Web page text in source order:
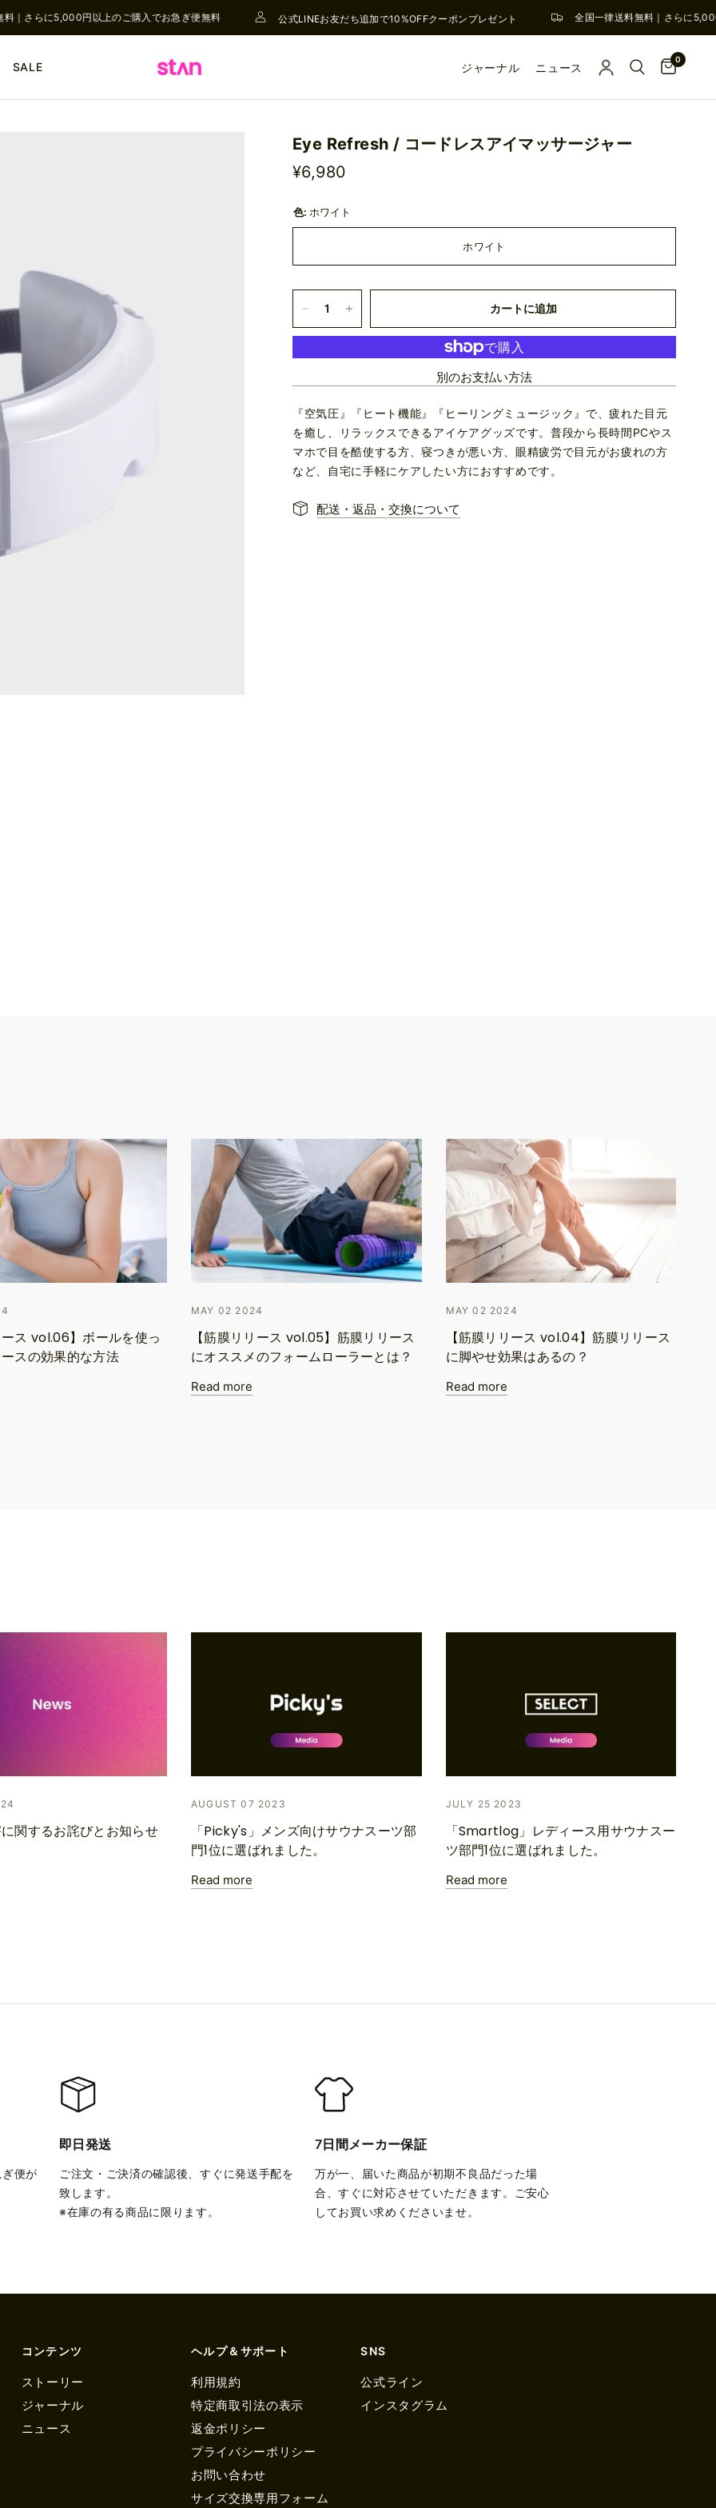
｜さらに5,000円以上のご購入でお急ぎ便無料 公式LINEお友だち追加で10%OFFクーポンプレゼント 全国一律送料無料｜さらに
SALE ジャーナル ニュース
0
Eye Refresh / コードレスアイマッサージャー
¥6,980
色: ホワイト
ホワイト
カートに追加
別のお支払い方法
『空気圧』『ヒート機能』『ヒーリングミュージック』で、疲れた目元
を癒し、リラックスできるアイケアグッズです。普段から長時間PCやス
マホで目を酷使する方、寝つきが悪い方、眼精疲労で目元がお疲れの方
など、自宅に手軽にケアしたい方におすすめです。
配送・返品・交換について
ス vol.06】ボールを使っ
スの効果的な方法
MAY 02 2024
【筋膜リリース vol.05】筋膜リリース
にオススメのフォームローラーとは？
Read more
MAY 02 2024
【筋膜リリース vol.04】筋膜リリース
に脚やせ効果はあるの？
Read more
関するお詫びとお知らせ
AUGUST 07 2023
「Picky's」メンズ向けサウナスーツ部
門1位に選ばれました。
Read more
JULY 25 2023
「Smartlog」レディース用サウナスー
ツ部門1位に選ばれました。
Read more
便が
即日発送
ご注文・ご決済の確認後、すぐに発送手配を
致します。
※在庫の有る商品に限ります。
7日間メーカー保証
万が一、届いた商品が初期不良品だった場
合、すぐに対応させていただきます。ご安心
してお買い求めくださいませ。
コンテンツ
ストーリー
ジャーナル
ニュース
ヘルプ＆サポート
利用規約
特定商取引法の表示
返金ポリシー
プライバシーポリシー
お問い合わせ
サイズ交換専用フォーム
SNS
公式ライン
インスタグラム